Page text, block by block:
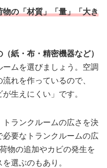
の「材質」「量」「大き
紙・布・精密機器など）
ムを選びましょう。空調
れを作っているので、
生えにくい」です。
トランクルームの広さを決
要なトランクルームの広
物の追加やカビの発生を
選ぶのもあり。